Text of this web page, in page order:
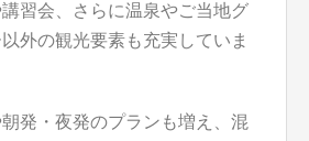
習会、さらに温泉やご当地グ
外の観光要素も充実していま
発・夜発のプランも増え、混